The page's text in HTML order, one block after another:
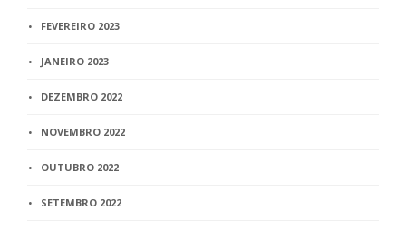
FEVEREIRO 2023
JANEIRO 2023
DEZEMBRO 2022
NOVEMBRO 2022
OUTUBRO 2022
SETEMBRO 2022